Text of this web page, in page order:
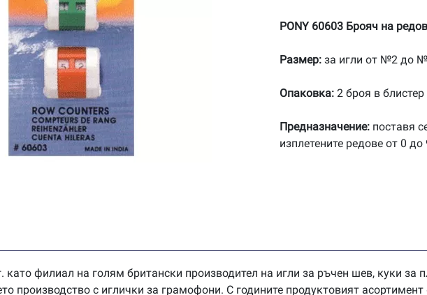
60603
на
PONY 60603 Брояч на
Размер: за игли от №2 до
Опаковка: 2 броя в блистер
Предназначение: поставя
изплетените редове от 0 до
като филиал на голям британски производител на игли за ръчен шев, куки за
производство с иглички за грамофони. С годините продуктовият